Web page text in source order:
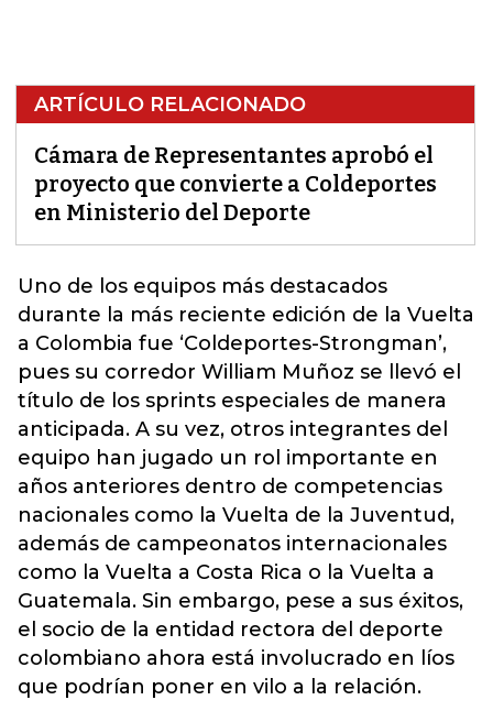
ARTÍCULO RELACIONADO
Cámara de Representantes aprobó el
proyecto que convierte a Coldeportes
en Ministerio del Deporte
Uno de los equipos más destacados
durante la más reciente edición de la Vuelta
a Colombia fue ‘Coldeportes-Strongman’,
pues su corredor William Muñoz se llevó el
título de los sprints especiales de manera
anticipada. A su vez, otros integrantes del
equipo han jugado un rol importante en
años anteriores dentro de competencias
nacionales como la Vuelta de la Juventud,
además de campeonatos internacionales
como la Vuelta a Costa Rica o la Vuelta a
Guatemala. Sin embargo, pese a sus éxitos,
el socio de la entidad rectora del deporte
colombiano ahora está involucrado en líos
que podrían poner en vilo a la relación.